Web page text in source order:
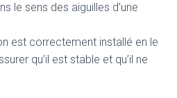
le sens des aiguilles d’une
est correctement installé en le
qu’il est stable et qu’il ne